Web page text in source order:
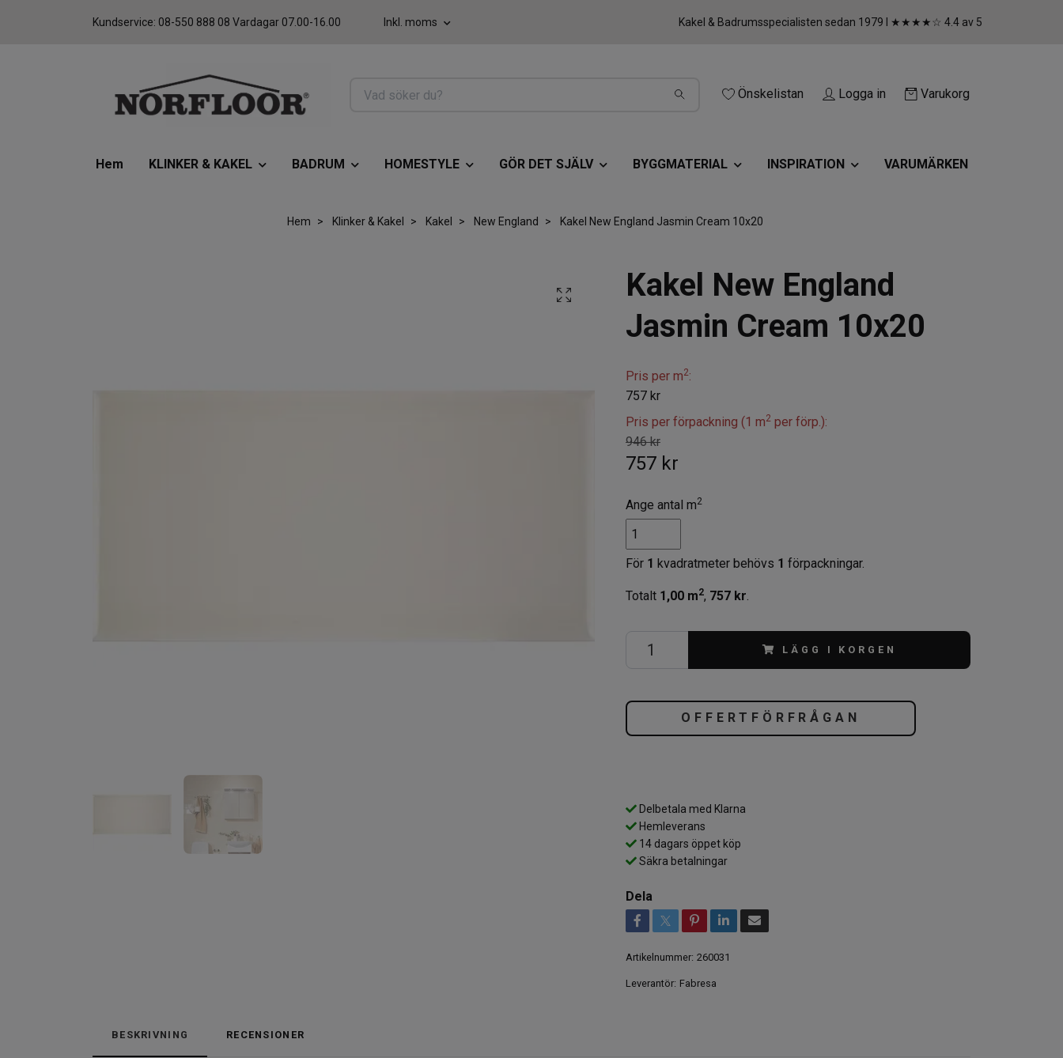
Kundservice: 08-550 888 08 Vardagar 07.00-16.00 Inkl. moms Kakel & Badrumsspecialisten sedan 1979 I ★★★★☆ 4.4 av 5
Önskelistan Logga in Varukorg
Hem KLINKER & KAKEL BADRUM HOMESTYLE GÖR DET SJÄLV BYGGMATERIAL INSPIRATION VARUMÄRKEN
Hem Klinker & Kakel Kakel New England Kakel New England Jasmin Cream 10x20
Kakel New England
Jasmin Cream 10x20
Pris per m2:
757 kr
Pris per förpackning (1 m2per förp.):
946 kr
757 kr
Ange antal m2
För 1 kvadratmeter behövs 1 förpackningar.
Totalt 1,00m2, 757 kr.
LÄGG I KORGEN
OFFERTFÖRFRÅGAN
Delbetala med Klarna
Hemleverans
14 dagars öppet köp
Säkra betalningar
Dela
Artikelnummer: 260031
Leverantör: Fabresa
BESKRIVNING RECENSIONER